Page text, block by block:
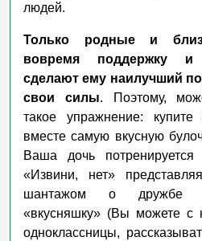
людей.
Только родные и
вовремя поддержку и
сделают ему наилучший
свои силы. Поэтому,
такое упражнение:
вместе самую вкусную
Ваша дочь
«Извини, нет»
шантажом о дружбе
«вкусняшку» (Вы можете с
одноклассницы,